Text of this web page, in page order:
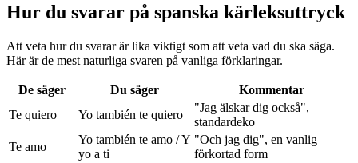
Hur du svarar på spanska kärleksuttryck
Att veta hur du svarar är lika viktigt som att veta vad du ska säga.
Här är de mest naturliga svaren på vanliga förklaringar.
De säger Du säger
Kommentar
Te quiero
Yo también te quiero
"Jag älskar dig också",
standardeko
Te amo
Yo también te amo / Y
yo a ti
"Och jag dig", en vanlig
förkortad form